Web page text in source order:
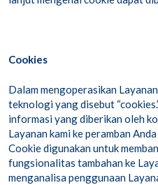
Cookies
Dalam mengoperasikan
teknologi yang disebut
informasi yang diberikan oleh
Layanan kami ke peramban
Cookie digunakan untuk
fungsionalitas tambahan ke
menganalisa penggunaan